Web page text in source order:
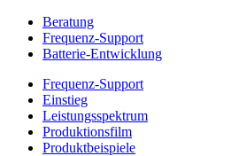
Beratung
Frequenz-Support
Batterie-Entwicklung
Frequenz-Support
Einstieg
Leistungsspektrum
Produktionsfilm
Produktbeispiele